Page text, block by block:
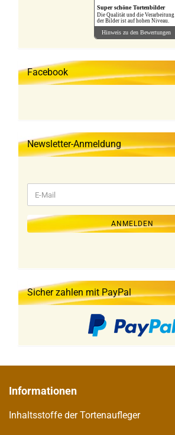
Super schöne Tortenbilder
Die Qualität und die Verarbeitung
der Bilder ist auf hohen Niveau.
Hinweis zu den Bewertungen
Facebook
Newsletter-Anmeldung
ZUR
ANMELDUNG
E-
Mail
ANMELDEN
Sicher zahlen mit PayPal
Informationen
Inhaltsstoffe der Tortenaufleger